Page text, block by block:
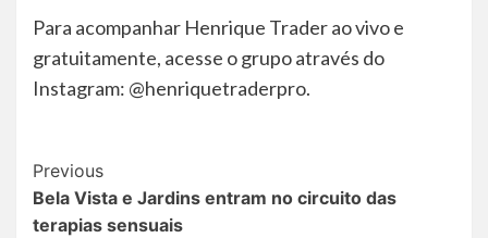
Para acompanhar Henrique Trader ao vivo e
gratuitamente, acesse o grupo através do
Instagram: @henriquetraderpro.
Post
Navigation
Previous
Bela Vista e Jardins entram no circuito das
terapias sensuais